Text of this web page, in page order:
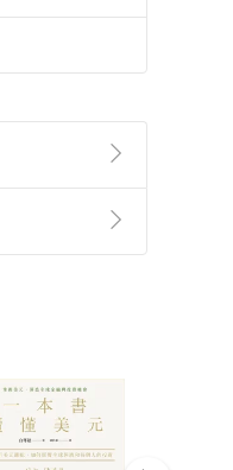
，已成功幫助
介提供之數位
意若訂購後
訂單/ 退
完成訂單